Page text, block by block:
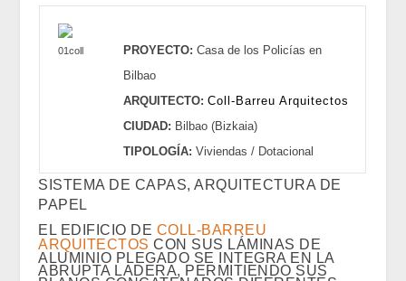
PROYECTO: Casa de los Policías en
Bilbao
ARQUITECTO: Coll-Barreu Arquitectos
CIUDAD: Bilbao (Bizkaia)
TIPOLOGÍA: Viviendas / Dotacional
SISTEMA DE CAPAS, ARQUITECTURA DE
PAPEL
EL EDIFICIO DE COLL-BARREU
ARQUITECTOS CON SUS LÁMINAS DE
ALUMINIO PLEGADO SE INTEGRA EN LA
ABRUPTA LADERA, PERMITIENDO SUS